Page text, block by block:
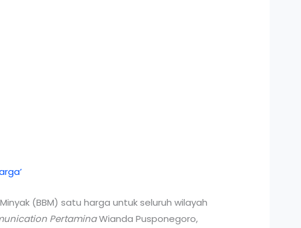
(BBM) satu harga untuk seluruh wilayah
PertaminaWianda Pusponegoro,